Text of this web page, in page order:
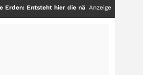
hier die nächste Milliardenstory?+++
Anzeige